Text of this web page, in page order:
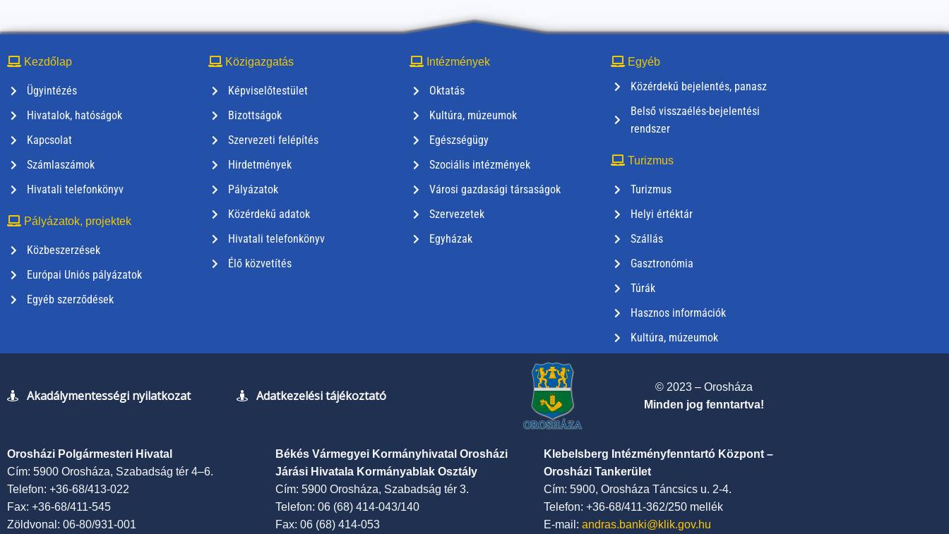
Kezdőlap
Ügyintézés
Hivatalok, hatóságok
Kapcsolat
Számlaszámok
Hivatali telefonkönyv
Pályázatok, projektek
Közbeszerzések
Európai Uniós pályázatok
Egyéb szerződések
Közigazgatás
Képviselőtestület
Bizottságok
Szervezeti felépítés
Hirdetmények
Pályázatok
Közérdekű adatok
Hivatali telefonkönyv
Élő közvetítés
Intézmények
Oktatás
Kultúra, múzeumok
Egészségügy
Szociális intézmények
Városi gazdasági társaságok
Szervezetek
Egyházak
Egyéb
Közérdekű bejelentés, panasz
Belső visszaélés-bejelentési
rendszer
Turizmus
Turizmus
Helyi értéktár
Szállás
Gasztronómia
Túrák
Hasznos információk
Kultúra, múzeumok
Akadálymentességi nyilatkozat Adatkezelési tájékoztató
© 2023 – Orosháza
Minden jog fenntartva!
Orosházi Polgármesteri Hivatal
Cím: 5900 Orosháza, Szabadság tér 4–6.
Telefon: +36-68/413-022
Fax: +36-68/411-545
Zöldvonal: 06-80/931-001
Békés Vármegyei Kormányhivatal Orosházi
Járási Hivatala Kormányablak Osztály
Cím: 5900 Orosháza, Szabadság tér 3.
Telefon: 06 (68) 414-043/140
Fax: 06 (68) 414-053
Klebelsberg Intézményfenntartó Központ –
Orosházi Tankerület
Cím: 5900, Orosháza Táncsics u. 2-4.
Telefon: +36-68/411-362/250 mellék
E-mail: andras.banki@klik.gov.hu